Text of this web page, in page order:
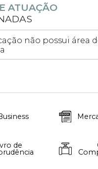
ATUAÇÃO
não possui área
de